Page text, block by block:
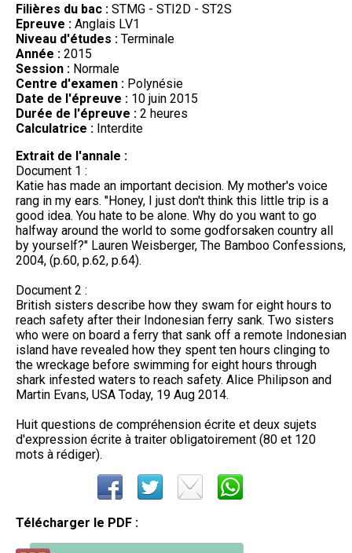
Filières du bac : STMG - STI2D - ST2S
Epreuve : Anglais LV1
Niveau d'études : Terminale
Année : 2015
Session : Normale
Centre d'examen : Polynésie
Date de l'épreuve : 10 juin 2015
Durée de l'épreuve : 2 heures
Calculatrice : Interdite
Extrait de l'annale :
Document 1 :
Katie has made an important decision. My mother's voice
rang in my ears. "Honey, I just don't think this little trip is a
good idea. You hate to be alone. Why do you want to go
halfway around the world to some godforsaken country all
by yourself?" Lauren Weisberger, The Bamboo Confessions,
2004, (p.60, p.62, p.64).
Document 2 :
British sisters describe how they swam for eight hours to
reach safety after their Indonesian ferry sank. Two sisters
who were on board a ferry that sank off a remote Indonesian
island have revealed how they spent ten hours clinging to
the wreckage before swimming for eight hours through
shark infested waters to reach safety. Alice Philipson and
Martin Evans, USA Today, 19 Aug 2014.
Huit questions de compréhension écrite et deux sujets
d'expression écrite à traiter obligatoirement (80 et 120
mots à rédiger).
Télécharger le PDF :